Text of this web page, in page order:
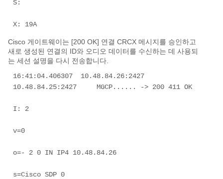
S:
X: 19A
Cisco 게이트웨이는 [200 OK] 연결 CRCX 메시지를 승인하고
새로 생성된 연결의 ID와 오디오 데이터를 수신하는 데 사용되
는 세션 설명을 다시 전송합니다.
16:41:04.406307  10.48.84.26:2427
10.48.84.25:2427     MGCP...... -> 200 411 OK
I: 2
v=0
o=- 2 0 IN IP4 10.48.84.26
s=Cisco SDP 0